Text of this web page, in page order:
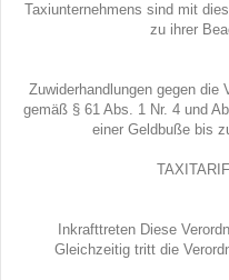
Taxiunternehmens sind mit
zu ihrer
Zuwiderhandlungen gegen die
gemäß § 61 Abs. 1 Nr. 4 und
einer Geldbuße bis
Inkrafttreten Diese
Gleichzeitig tritt die